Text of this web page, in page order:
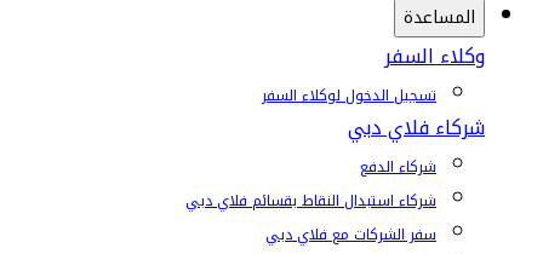
المساعدة
وكلاء السفر
تسجيل الدخول لوكلاء السفر
شركاء فلاي دبي
شركاء الدفع
شركاء استبدال النقاط بقسائم فلاي دبي
سفر الشركات مع فلاي دبي